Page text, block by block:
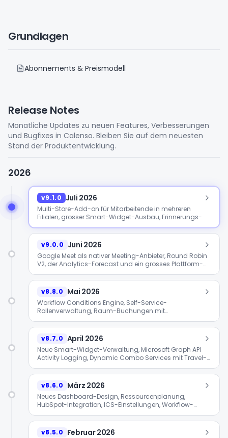
Grundlagen
Abonnements & Preismodell
Release Notes
Monatliche Updates zu neuen Features, Verbesserungen
und Bugfixes in Calenso. Bleiben Sie auf dem neuesten
Stand der Produktentwicklung.
2026
v9.1.0 Juli 2026
Multi-Store-Add-on für Mitarbeitende in mehreren
Filialen, grosser Smart-Widget-Ausbau, Erinnerungs-
v9.0.0 Juni 2026
Google Meet als nativer Meeting-Anbieter, Round Robin
V2, der Analytics-Forecast und ein grosses Plattform-
v8.8.0 Mai 2026
Workflow Conditions Engine, Self-Service-
Rollenverwaltung, Raum-Buchungen mit
und ein gemeinsamer Sicherheits-Sweep mit
Grayscale.
v8.7.0 April 2026
Neue Smart-Widget-Verwaltung, Microsoft Graph API
Activity Logging, Dynamic Combo Services mit Travel-
für E-Mails.
v8.6.0 März 2026
Neues Dashboard-Design, Ressourcenplanung,
HubSpot-Integration, ICS-Einstellungen, Workflow-
Widget.
v8.5.0 Februar 2026